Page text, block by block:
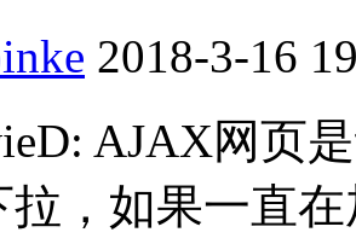
2018-3-16
AJAX网页
拉，如果一直